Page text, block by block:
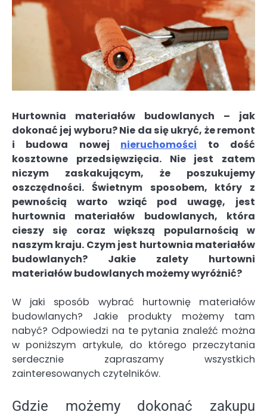
Hurtownia materiałów budowlanych – jak
dokonać jej wyboru? Nie da się ukryć, że remont
i budowa nowej nieruchomości to dość
kosztowne przedsięwzięcia. Nie jest zatem
niczym zaskakującym, że poszukujemy
oszczędności. Świetnym sposobem, który z
pewnością warto wziąć pod uwagę, jest
hurtownia materiałów budowlanych, która
cieszy się coraz większą popularnością w
naszym kraju. Czym jest hurtownia materiałów
budowlanych? Jakie zalety hurtowni
materiałów budowlanych możemy wyróżnić?
W jaki sposób wybrać hurtownię materiałów
budowlanych? Jakie produkty możemy tam
nabyć? Odpowiedzi na te pytania znaleźć można
w poniższym artykule, do którego przeczytania
serdecznie zapraszamy wszystkich
zainteresowanych czytelników.
Gdzie możemy dokonać zakupu